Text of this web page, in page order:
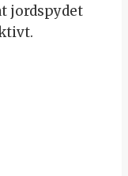
jordspydet